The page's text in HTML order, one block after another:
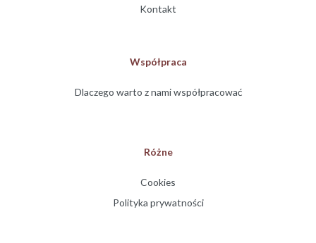
Kontakt
Współpraca
Dlaczego warto z nami współpracować
Różne
Cookies
Polityka prywatności